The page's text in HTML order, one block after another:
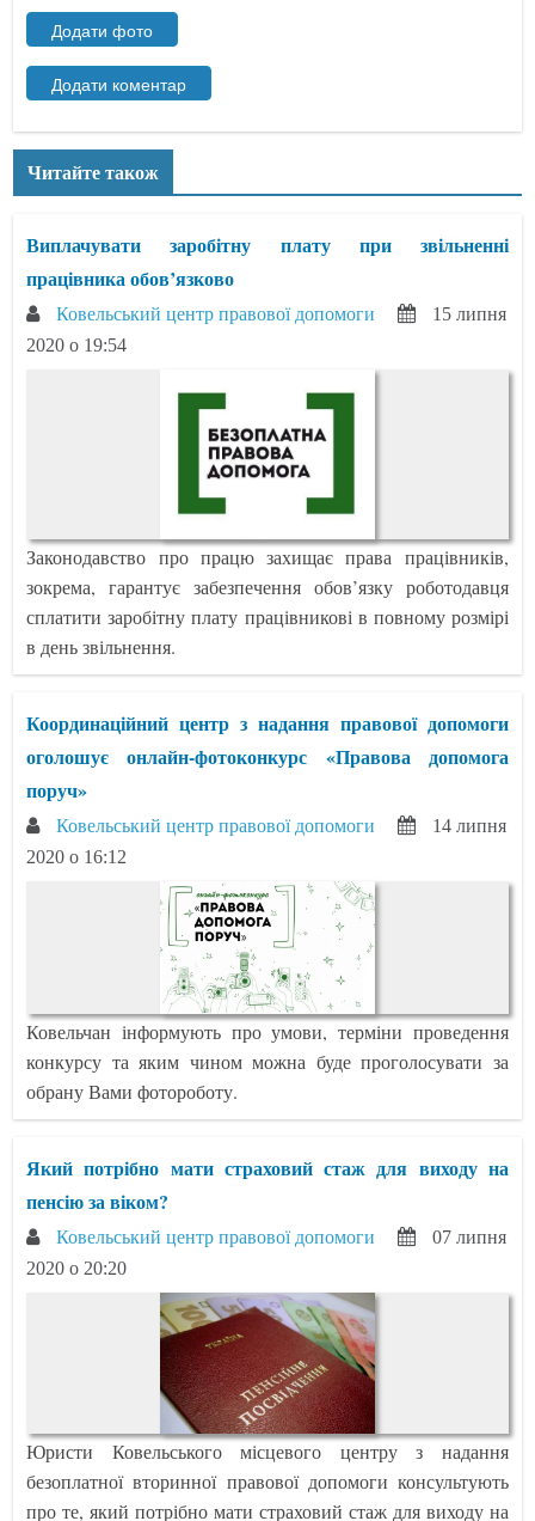
Читайте також
Виплачувати заробітну плату при звільненні
працівника обов’язково
Ковельський центр правової допомоги
15 липня
2020 о 19:54
Законодавство про працю захищає права працівників,
зокрема, гарантує забезпечення обов’язку роботодавця
сплатити заробітну плату працівникові в повному розмірі
в день звільнення.
Координаційний центр з надання правової допомоги
оголошує онлайн-фотоконкурс «Правова допомога
поруч»
Ковельський центр правової допомоги
14 липня
2020 о 16:12
Ковельчан інформують про умови, терміни проведення
конкурсу та яким чином можна буде проголосувати за
обрану Вами фотороботу.
Який потрібно мати страховий стаж для виходу на
пенсію за віком?
Ковельський центр правової допомоги
07 липня
2020 о 20:20
Юристи Ковельського місцевого центру з надання
безоплатної вторинної правової допомоги консультують
про те, який потрібно мати страховий стаж для виходу на